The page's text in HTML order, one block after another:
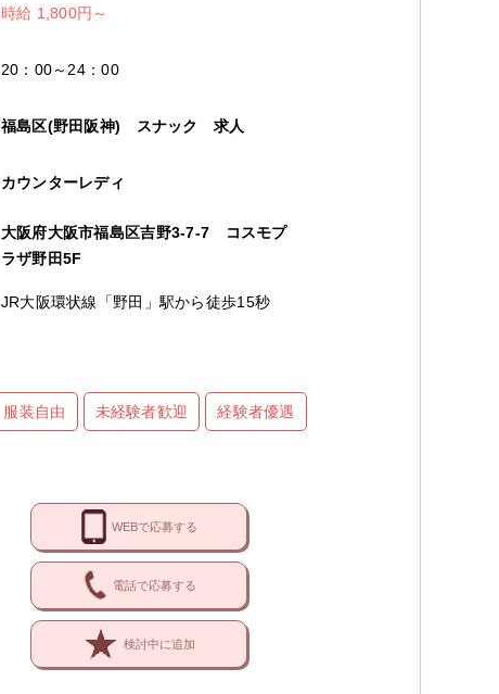
時給 1,800円～
20：00～24：00
福島区(野田阪神) スナック 求人
カウンターレディ
大阪府大阪市福島区吉野3-7-7 コスモプ
ラザ野田5F
JR大阪環状線「野田」駅から徒歩15秒
服装自由 未経験者歓迎 経験者優遇
WEBで応募する
電話で応募する
検討中に追加